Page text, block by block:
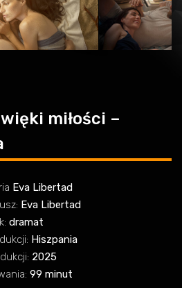
miłości –
Eva Libertad
Eva Libertad
dramat
Hiszpania
2025
99 minut